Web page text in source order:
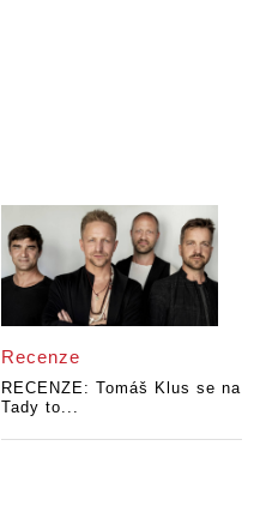
Recenze
RECENZE: Tomáš Klus se na
Tady to...